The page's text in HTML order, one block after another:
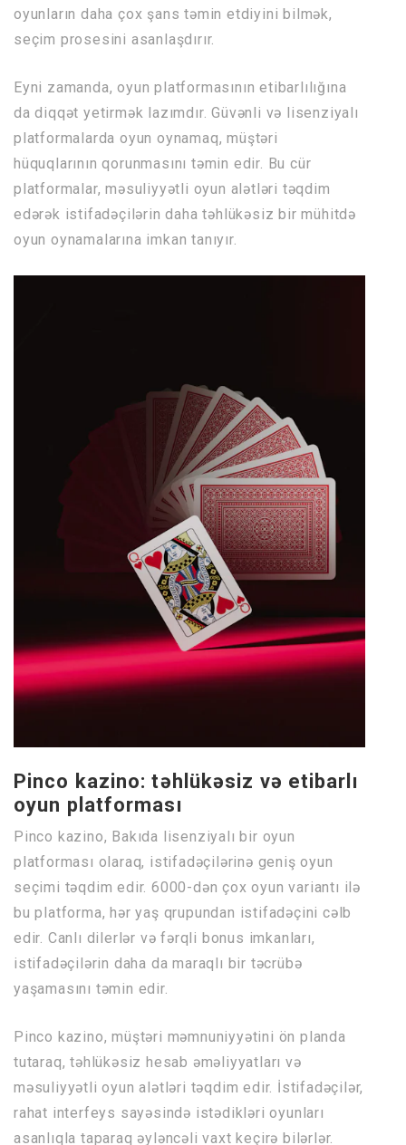
oyunların daha çox şans təmin etdiyini bilmək,
seçim prosesini asanlaşdırır.
Eyni zamanda, oyun platformasının etibarlılığına
da diqqət yetirmək lazımdır. Güvənli və lisenziyalı
platformalarda oyun oynamaq, müştəri
hüquqlarının qorunmasını təmin edir. Bu cür
platformalar, məsuliyyətli oyun alətləri təqdim
edərək istifadəçilərin daha təhlükəsiz bir mühitdə
oyun oynamalarına imkan tanıyır.
Pinco kazino: təhlükəsiz və etibarlı
oyun platforması
Pinco kazino, Bakıda lisenziyalı bir oyun
platforması olaraq, istifadəçilərinə geniş oyun
seçimi təqdim edir. 6000-dən çox oyun variantı ilə
bu platforma, hər yaş qrupundan istifadəçini cəlb
edir. Canlı dilerlər və fərqli bonus imkanları,
istifadəçilərin daha da maraqlı bir təcrübə
yaşamasını təmin edir.
Pinco kazino, müştəri məmnuniyyətini ön planda
tutaraq, təhlükəsiz hesab əməliyyatları və
məsuliyyətli oyun alətləri təqdim edir. İstifadəçilər,
rahat interfeys sayəsində istədikləri oyunları
asanlıqla taparaq əyləncəli vaxt keçirə bilərlər.